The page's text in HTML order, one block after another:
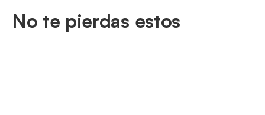
No te pierdas estos